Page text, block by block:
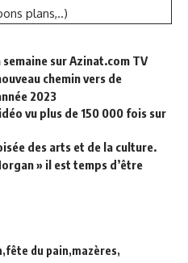
plans,..)
sur Azinat.com TV
chemin vers de
2023
vu plus de 150 000 fois sur
des arts et de la culture.
» il est temps d’être
fête du pain mazères